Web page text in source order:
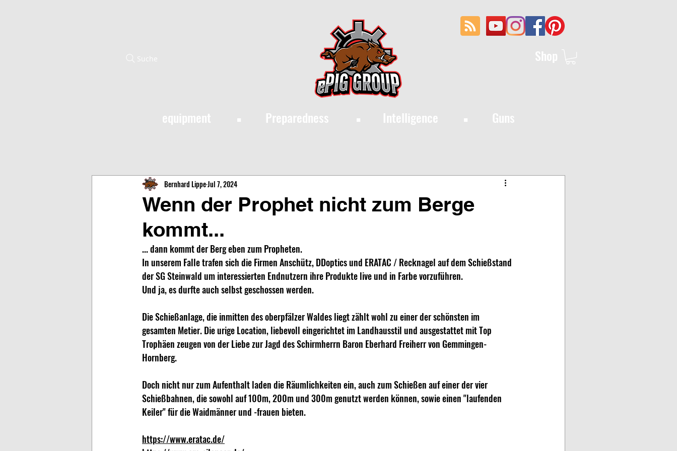
Shop
·
equipment Preparedness Intelligence Guns
·
·
Suche
Wenn der Prophet nicht zum Berge
kommt...
Bernhard LippeJul 7, 2024
... dann kommt der Berg eben zum Propheten.
In unserem Falle trafen sich die Firmen Anschütz, DDoptics und ERATAC / Recknagel auf dem Schießstand
der SG Steinwald um interessierten Endnutzern ihre Produkte live und in Farbe vorzuführen.
Und ja, es durfte auch selbst geschossen werden.
Die Schießanlage, die inmitten des oberpfälzer Waldes liegt zählt wohl zu einer der schönsten im
gesamten Metier. Die urige Location, liebevoll eingerichtet im Landhausstil und ausgestattet mit Top
Trophäen zeugen von der Liebe zur Jagd des Schirmherrn Baron Eberhard Freiherr von Gemmingen-
Hornberg.
Doch nicht nur zum Aufenthalt laden die Räumlichkeiten ein, auch zum Schießen auf einer der vier
Schießbahnen, die sowohl auf 100m, 200m und 300m genutzt werden können, sowie einen "laufenden
Keiler" für die Waidmänner und -frauen bieten.
https://www.eratac.de/